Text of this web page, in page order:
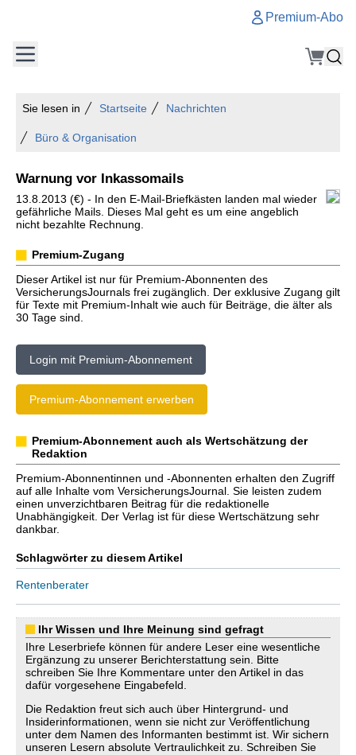
Premium-Abo
Sie lesen in Startseite Nachrichten
Büro & Organisation
Warnung vor Inkassomails
13.8.2013 (€) - In den E-Mail-Briefkästen landen mal wieder
gefährliche Mails. Dieses Mal geht es um eine angeblich
nicht bezahlte Rechnung.
Premium-Zugang
Dieser Artikel ist nur für Premium-Abonnenten des
VersicherungsJournals frei zugänglich. Der exklusive Zugang gilt
für Texte mit Premium-Inhalt wie auch für Beiträge, die älter als
30 Tage sind.
Login mit Premium-Abonnement
Premium-Abonnement erwerben
Premium-Abonnement auch als Wertschätzung der
Redaktion
Premium-Abonnentinnen und -Abonnenten erhalten den Zugriff
auf alle Inhalte vom VersicherungsJournal. Sie leisten zudem
einen unverzichtbaren Beitrag für die redaktionelle
Unabhängigkeit. Der Verlag ist für diese Wertschätzung sehr
dankbar.
Schlagwörter zu diesem Artikel
Rentenberater
Ihr Wissen und Ihre Meinung sind gefragt
Ihre Leserbriefe können für andere Leser eine wesentliche
Ergänzung zu unserer Berichterstattung sein. Bitte
schreiben Sie Ihre Kommentare unter den Artikel in das
dafür vorgesehene Eingabefeld.
Die Redaktion freut sich auch über Hintergrund- und
Insiderinformationen, wenn sie nicht zur Veröffentlichung
unter dem Namen des Informanten bestimmt ist. Wir sichern
unseren Lesern absolute Vertraulichkeit zu. Schreiben Sie